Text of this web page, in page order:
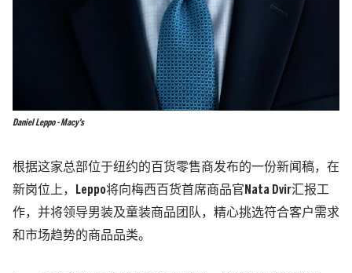
Daniel Leppo - Macy's
根据这家总部位于纽约的百货零售商发布的一份新闻稿，在
新岗位上，Leppo将向梅西百货首席商品官Nata Dvir汇报工
作，并将领导男装及童装商品团队，精心挑选符合客户需求
和市场趋势的商品品类。